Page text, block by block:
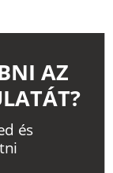
d és
tni
AZ